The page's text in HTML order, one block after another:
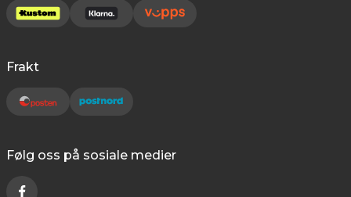
Frakt
Følg oss på sosiale medier